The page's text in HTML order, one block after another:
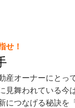
せ！
産オーナーにとっ
見舞われている今
につなげる秘訣を